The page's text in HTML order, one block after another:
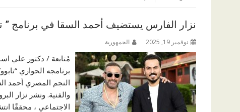
نزار الفارس يستضيف أحمد السقا في برنامج ”
نوفمبر 19, 2025 الجمهورية
مُتابعة / دكتور علي
برنامجه الحواري
النجم المصري أحمد
والفنية. ونشر نزار
الاجتماعي ، محققًا